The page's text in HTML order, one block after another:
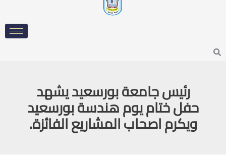
Search
رئيس جامعة بورسعيد يشهد
حفل ختام يوم هندسة بورسعيد
ويكرم اصحاب المشاريع الفائزة.